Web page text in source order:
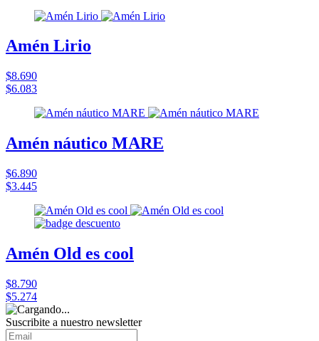
Amén Lirio
$8.690
$6.083
Amén náutico MARE
$6.890
$3.445
Amén Old es cool
$8.790
$5.274
Suscribite a nuestro newsletter